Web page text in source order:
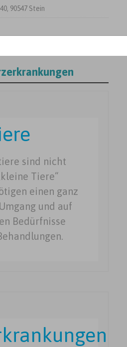
90547 Stein
sind nicht
Tiere“
einen ganz
und auf
Bedürfnisse